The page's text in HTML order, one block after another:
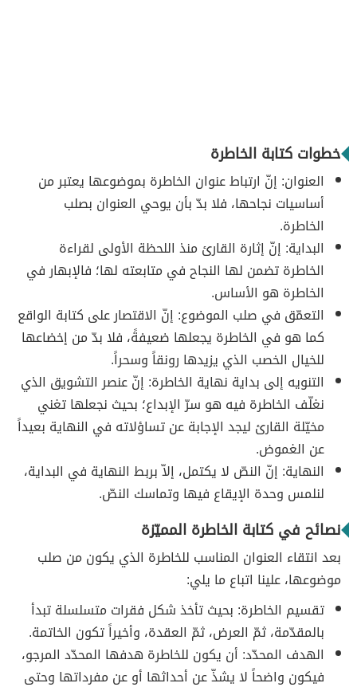
خطوات كتابة الخاطرة
العنوان: إنّ ارتباط عنوان الخاطرة بموضوعها يعتبر من
أساسيات نجاحها، فلا بدّ بأن يوحي العنوان بصلب
الخاطرة.
البداية: إنّ إثارة القارئ منذ اللحظة الأولى لقراءة
الخاطرة تضمن لها النجاح في متابعته لها؛ فالإبهار في
الخاطرة هو الأساس.
التعمّق في صلب الموضوع: إنّ الاقتصار على كتابة الواقع
كما هو في الخاطرة يجعلها ضعيفةً، فلا بدّ من إخضاعها
للخيال الخصب الذي يزيدها رونقاً وسحراً.
التنويه إلى بداية نهاية الخاطرة: إنّ عنصر التشويق الذي
نغلّف الخاطرة فيه هو سرّ الإبداع؛ بحيث نجعلها تغني
مخيّلة القارئ ليجد الإجابة عن تساؤلاته في النهاية بعيداً
عن الغموض.
النهاية: إنّ النصّ لا يكتمل، إلاّ بربط النهاية في البداية،
لنلمس وحدة الإيقاع فيها وتماسك النصّ.
نصائح في كتابة الخاطرة المميّزة
بعد انتقاء العنوان المناسب للخاطرة الذي يكون من صلب
موضوعها، علينا اتباع ما يلي:
تقسيم الخاطرة: بحيث تأخذ شكل فقرات متسلسلة تبدأ
بالمقدّمة، ثمّ العرض، ثمّ العقدة، وأخيراً تكون الخاتمة.
الهدف المحدّد: أن يكون للخاطرة هدفها المحدّد المرجو،
فيكون واضحاً لا يشذّ عن أحداثها أو عن مفرداتها وحتى